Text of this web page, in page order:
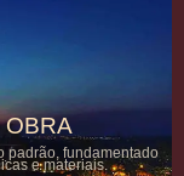
OBRA
padrão, fundamentado
e materiais.